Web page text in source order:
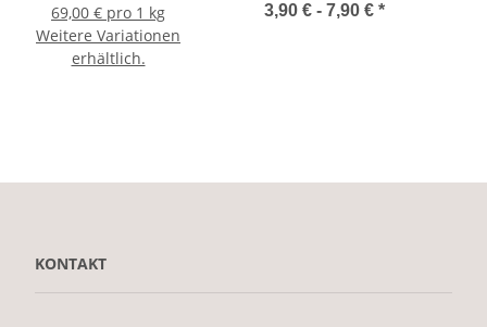
69,00 € pro 1 kg
Weitere Variationen
erhältlich.
3,90 € - 7,90 € *
KONTAKT